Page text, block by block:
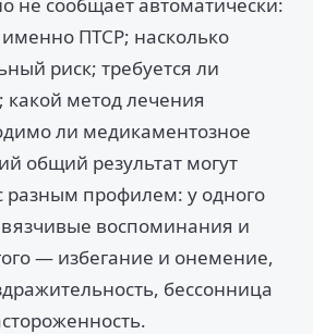
именно ПТСР; насколько
риск; требуется ли
какой метод лечения
ли медикаментозное
общий результат могут
разным профилем: у одного
воспоминания и
— избегание и онемение,
бессонница